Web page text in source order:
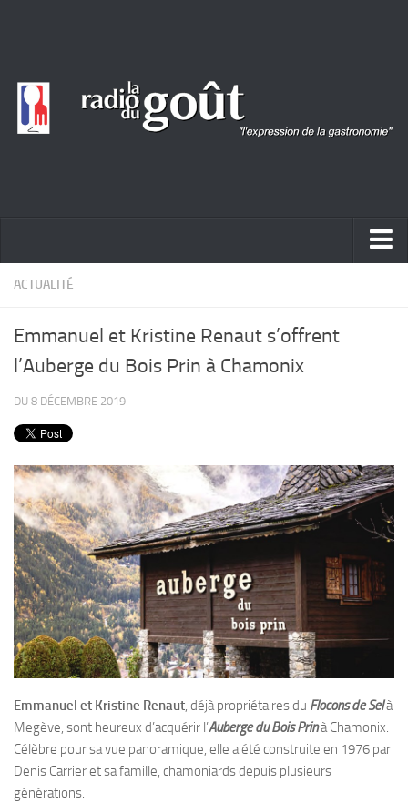
ACTUALITÉ
Entrées
Plats
Desserts
Sauces
ACTUALITÉ
Emmanuel et Kristine Renaut s’offrent
l’Auberge du Bois Prin à Chamonix
DU 8 DÉCEMBRE 2019
Emmanuel et Kristine Renaut, déjà propriétaires du Flocons de Selà
Megève, sont heureux d’acquérir l’Auberge du Bois Prinà Chamonix.
Célèbre pour sa vue panoramique, elle a été construite en 1976 par
Denis Carrier et sa famille, chamoniards depuis plusieurs
générations.